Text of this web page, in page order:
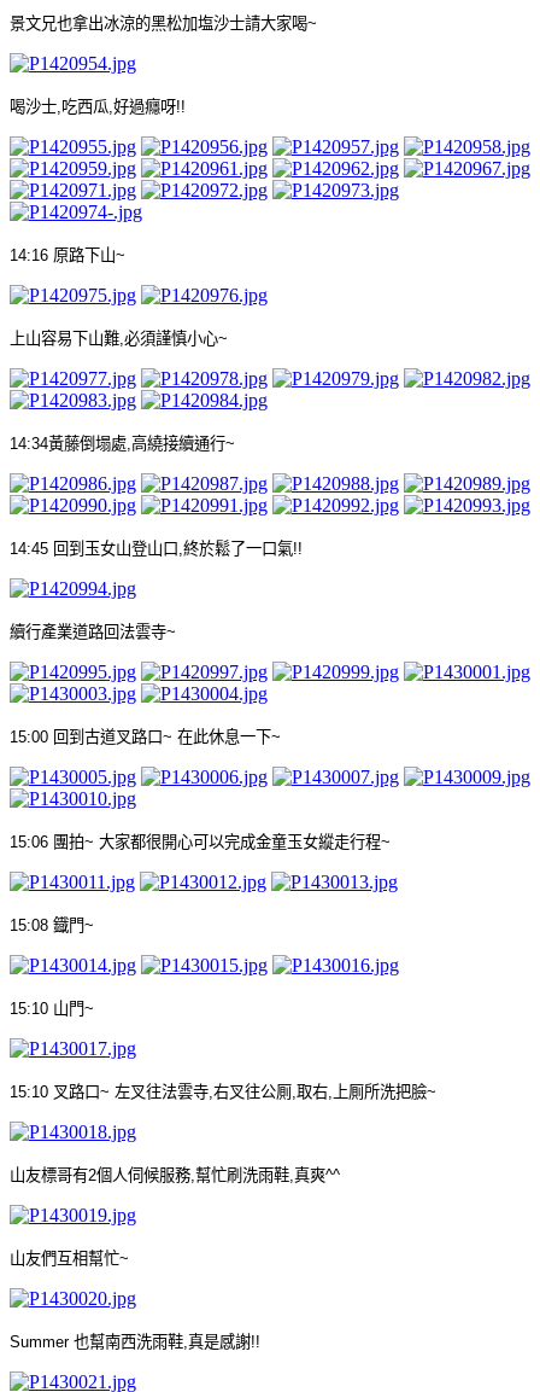
景文兄也拿出冰涼的黑松加塩沙士請大家喝~
喝沙士 吃西瓜 好過癮呀!!
14:16 原路下山~
上山容易下山難 必須謹慎小心~
14:34黃藤倒塌處 高繞接續通行~
14:45 回到玉女山登山口 終於鬆了一口氣!!
續行產業道路回法雲寺~
15:00 回到古道叉路口~ 在此休息一下~
15:06 團拍~ 大家都很開心可以完成金童玉女縱走行程~
15:08 鐡門~
15:10 山門~
15:10 叉路口~ 左叉往法雲寺 右叉往公厠 取右 上厠所洗把臉~
山友標哥有2個人伺候服務 幫忙刷洗雨鞋 真爽^^
山友們 互相幫忙~
Summer 也幫南西洗雨鞋 真是感謝!!